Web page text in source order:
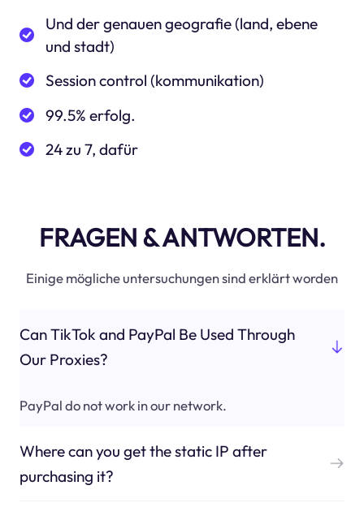
Und der genauen geografie (land, ebene
und stadt)
Session control (kommunikation)
99.5% erfolg.
24 zu 7, dafür
FRAGEN & ANTWORTEN.
Einige mögliche untersuchungen sind erklärt worden
Can TikTok and PayPal Be Used Through
Our Proxies?
PayPal do not work in our network.
Where can you get the static IP after
purchasing it?